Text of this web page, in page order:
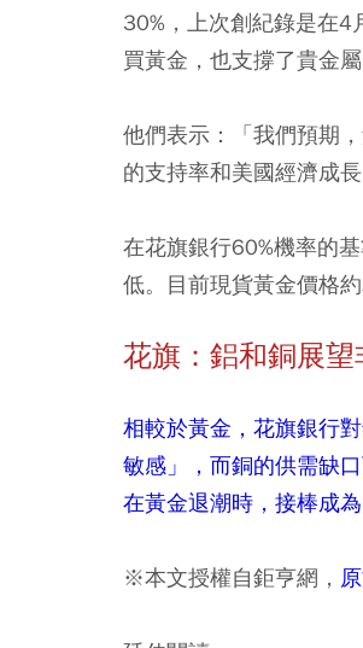
30%，上次創紀錄是在
買黃金，也支撐了貴金屬
他們表示：「我們預期
的支持率和美國經濟成
在花旗銀行60%機率的
低。目前現貨黃金價格
花旗：鋁和銅展
相較於黃金，花旗銀行
敏感」，而銅的供需缺
在黃金退潮時，接棒成
※本文授權自鉅亨網，